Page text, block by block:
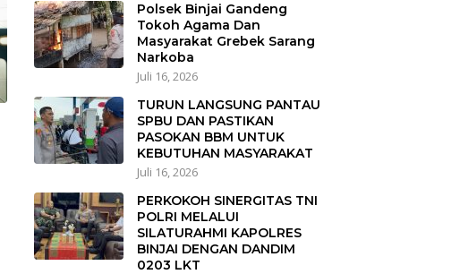
Polsek Binjai Gandeng
Tokoh Agama Dan
Masyarakat Grebek Sarang
Narkoba
Juli 16, 2026
TURUN LANGSUNG PANTAU
SPBU DAN PASTIKAN
PASOKAN BBM UNTUK
KEBUTUHAN MASYARAKAT
Juli 16, 2026
PERKOKOH SINERGITAS TNI
POLRI MELALUI
SILATURAHMI KAPOLRES
BINJAI DENGAN DANDIM
0203 LKT